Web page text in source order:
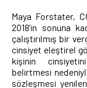
Maya Forstater,
2018’in sonuna
çalıştırılmış bir
cinsiyet eleştirel
kişinin
belirtmesi
sözleşmesi